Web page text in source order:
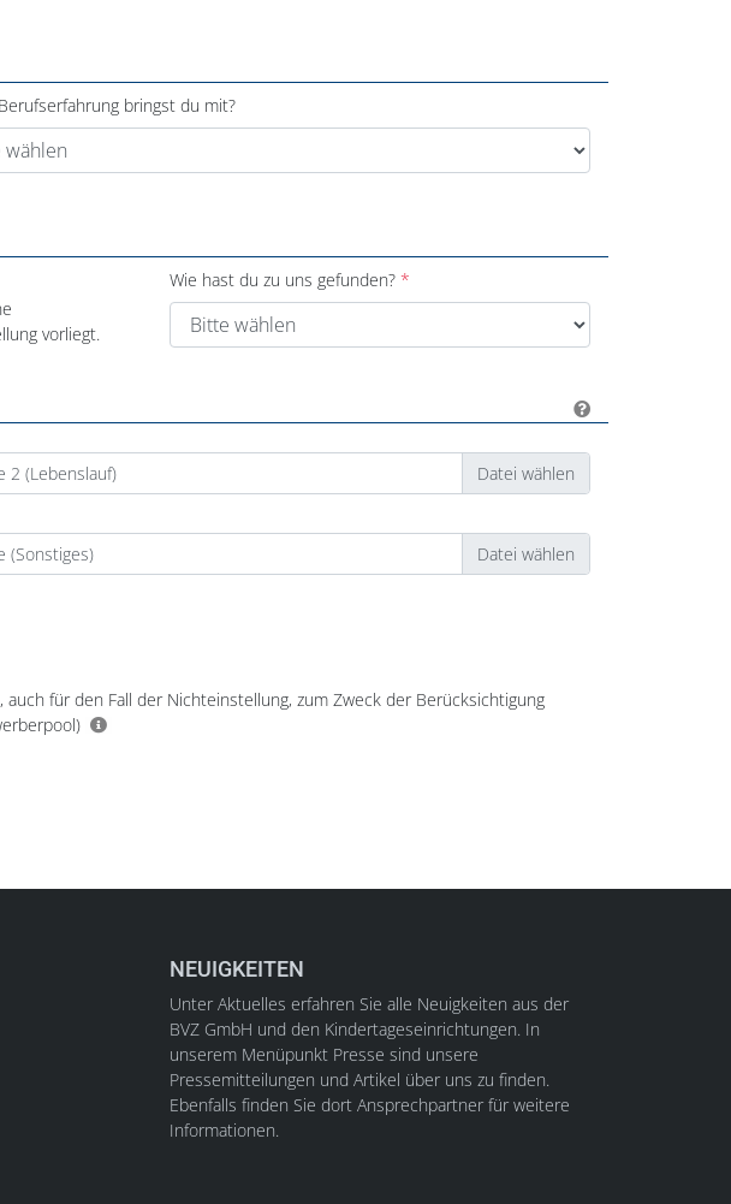
bringst du mit?
vorliegt.
Wie hast du zu uns gefunden?
2 (Lebenslauf)
(Sonstiges)
für den Fall der Nichteinstellung, zum Zweck der Berücksichtigung
NEUIGKEITEN
Unter Aktuelles erfahren Sie alle Neuigkeiten aus der
BVZ GmbH und den Kindertageseinrichtungen. In
unserem Menüpunkt Presse sind unsere
Pressemitteilungen und Artikel über uns zu finden.
Ebenfalls finden Sie dort Ansprechpartner für weitere
Informationen.